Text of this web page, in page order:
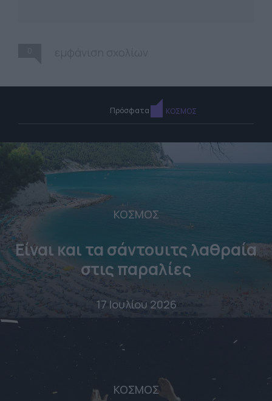
Πρόσφατα ΚΟΣΜΟΣ
ΚΟΣΜΟΣ
Είναι και τα σάντουιτς λαθραία
στις παραλίες
17 Ιουλίου 2026
ΚΟΣΜΟΣ